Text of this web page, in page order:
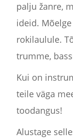
palju žanre,
ideid.
rokilaulule.
trumme,
Kui on
teile väga
toodangus!
Alustage